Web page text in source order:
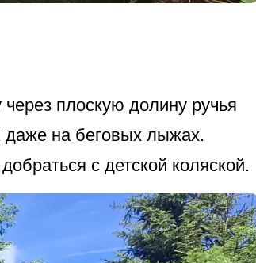
плоскую долину ручья
даже на беговых лыжах.
с детской коляской.